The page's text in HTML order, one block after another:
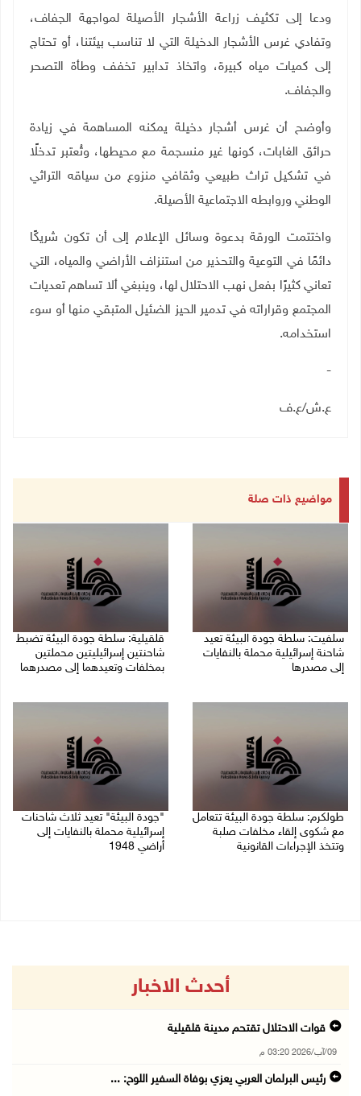
ودعا إلى تكثيف زراعة الأشجار الأصيلة لمواجهة الجفاف،
وتفادي غرس الأشجار الدخيلة التي لا تناسب بيئتنا، أو تحتاج
إلى كميات مياه كبيرة، واتخاذ تدابير تخفف وطأة التصحر
والجفاف.
وأوضح أن غرس أشجار دخيلة يمكنه المساهمة في زيادة
حرائق الغابات، كونها غير منسجمة مع محيطها، وتُعتبر تدخلًا
في تشكيل تراث طبيعي وثقافي منزوع من سياقه التراثي
الوطني وروابطه الاجتماعية الأصيلة.
واختتمت الورقة بدعوة وسائل الإعلام إلى أن تكون شريكًا
دائمًا في التوعية والتحذير من استنزاف الأراضي والمياه، التي
تعاني كثيرًا بفعل نهب الاحتلال لها، وينبغي ألا تساهم تعديات
المجتمع وقراراته في تدمير الحيز الضئيل المتبقي منها أو سوء
استخدامه.
-
ع.ش/ع.ف
مواضيع ذات صلة
سلفيت: سلطة جودة البيئة تعيد
شاحنة إسرائيلية محملة بالنفايات
إلى مصدرها
قلقيلية: سلطة جودة البيئة تضبط
شاحنتين إسرائيليتين محملتين
بمخلفات وتعيدهما إلى مصدرهما
طولكرم: سلطة جودة البيئة تتعامل
مع شكوى إلقاء مخلفات صلبة
وتتخذ الإجراءات القانونية
"جودة البيئة" تعيد ثلاث شاحنات
إسرائيلية محملة بالنفايات إلى
أراضي 1948
أحدث الاخبار
قوات الاحتلال تقتحم مدينة قلقيلية
09/آب/2026 03:20 م
رئيس البرلمان العربي يعزي بوفاة السفير اللوح: ...